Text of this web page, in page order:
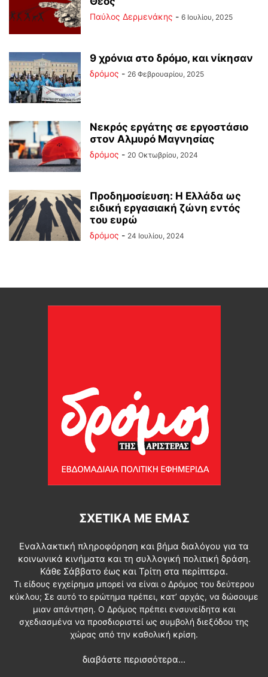
Παύλος Δερμενάκης - 6 Ιουλίου, 2025
9 χρόνια στο δρόμο, και νίκησαν
δρόμος - 26 Φεβρουαρίου, 2025
Νεκρός εργάτης σε εργοστάσιο
στον Αλμυρό Μαγνησίας
δρόμος - 20 Οκτωβρίου, 2024
Προδημοσίευση: Η Ελλάδα ως
ειδική εργασιακή ζώνη εντός
του ευρώ
δρόμος - 24 Ιουλίου, 2024
ΣΧΕΤΙΚΆ ΜΕ ΕΜΆΣ
Εναλλακτική πληροφόρηση και βήμα διαλόγου για τα
κοινωνικά κινήματα και τη συλλογική πολιτική δράση.
Κάθε Σάββατο έως και Τρίτη στα περίπτερα.
Τι είδους εγχείρημα μπορεί να είναι ο Δρόμος του δεύτερου
κύκλου; Σε αυτό το ερώτημα πρέπει, κατ’ αρχάς, να δώσουμε
μιαν απάντηση. Ο Δρόμος πρέπει ενσυνείδητα και
σχεδιασμένα να προσδιοριστεί ως συμβολή διεξόδου της
χώρας από την καθολική κρίση.
διαβάστε περισσότερα...